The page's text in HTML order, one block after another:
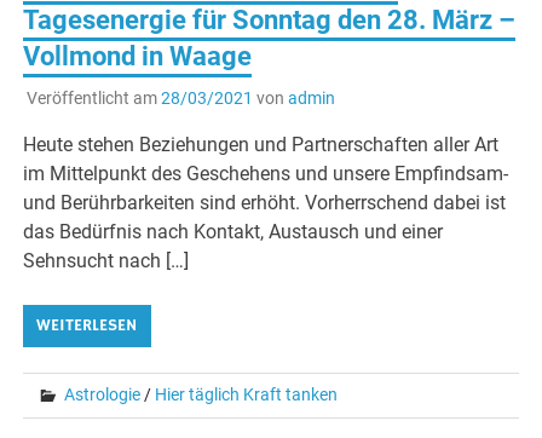
Tagesenergie für Sonntag den 28. März –
Vollmond in Waage
Veröffentlicht am28/03/2021 von admin
Heute stehen Beziehungen und Partnerschaften aller Art
im Mittelpunkt des Geschehens und unsere Empfindsam-
und Berührbarkeiten sind erhöht. Vorherrschend dabei ist
das Bedürfnis nach Kontakt, Austausch und einer
Sehnsucht nach […]
WEITERLESEN
Astrologie/ Hier täglich Kraft tanken